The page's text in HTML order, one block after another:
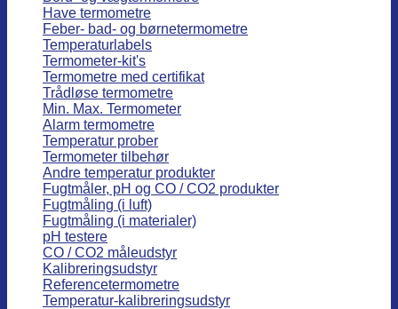
Have termometre
Feber- bad- og børnetermometre
Temperaturlabels
Termometer-kit's
Termometre med certifikat
Trådløse termometre
Min. Max. Termometer
Alarm termometre
Temperatur prober
Termometer tilbehør
Andre temperatur produkter
Fugtmåler, pH og CO / CO2 produkter
Fugtmåling (i luft)
Fugtmåling (i materialer)
pH testere
CO / CO2 måleudstyr
Kalibreringsudstyr
Referencetermometre
Temperatur-kalibreringsudstyr